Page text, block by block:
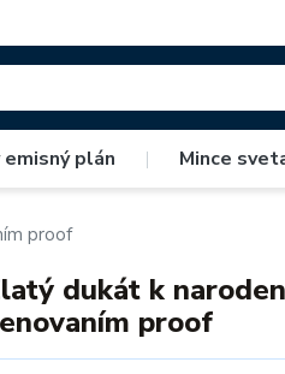
emisný plán | Mince
proof
dukát k
proof